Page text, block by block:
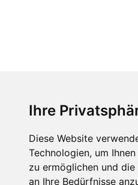
Ihre
Diese Website
Technologien, um
zu ermöglichen und die
an Ihre Bedürfnisse